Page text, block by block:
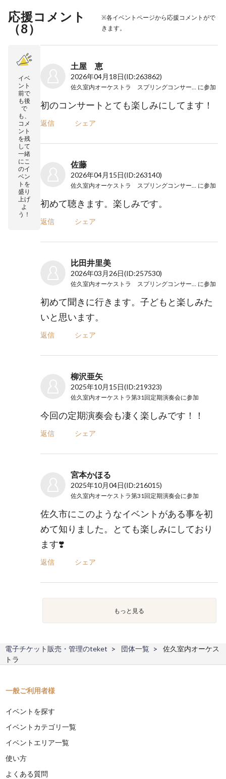
応援コメント
（8）
※各イベントページから応援コメントがで
きます。
イベ
ント
前で
も後
で
も、
コメ
ント
を残
して
一緒
にこ
のイ
ベン
トを
盛り
上げ
よ
う！
土屋 恵
2026年04月18日(ID:263862)
に参加
初のコンサートとても楽しみにしてます！
返信 シェア
佐藤
2026年04月15日(ID:263140)
に参加
初めて聴きます。楽しみです。
返信 シェア
比田井里美
2026年03月26日(ID:257530)
に参加
初めて聞きに行きます。子どもと楽しみた
いと思います。
返信 シェア
柳沢亜矢
2025年10月15日(ID:219323)
佐久室内オーケストラ第31回定期演奏会に参加
今回の定期演奏会も凄く楽しみです！！
返信 シェア
宮本かほる
2025年10月04日(ID:216015)
佐久室内オーケストラ第31回定期演奏会に参加
佐久市にこのようなイベントがある事を初
めて知りました。とても楽しみにしており
ます❣️
返信 シェア
もっと見る
電子チケット販売・管理のteket 団体一覧
佐久室内オーケス
トラ
一般ご利用者様
イベントを探す
イベントカテゴリ一覧
イベントエリア一覧
使い方
よくある質問